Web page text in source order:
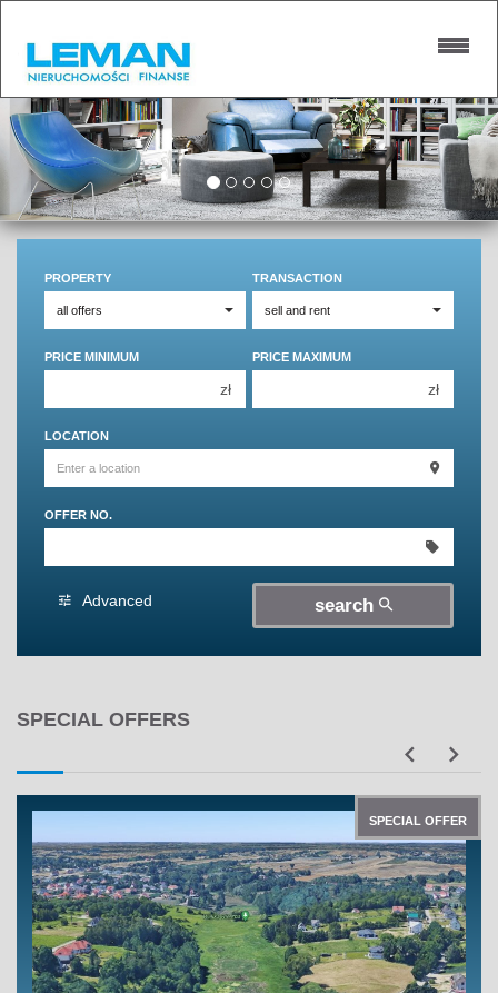
PROPERTY TRANSACTION
PRICE MINIMUM
zł
250 000 zł
300 000 zł
PRICE MAXIMUM
zł
250 000 zł
400 000 zł
450 000 zł
LOCATION
OFFER NO.
Advanced search
SPECIAL OFFERS
SPECIAL OFFER